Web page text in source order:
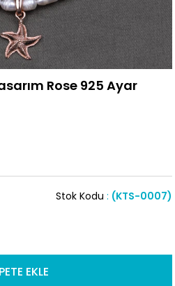
Rose 925 Ayar
(KTS-0007)
Stok Kodu